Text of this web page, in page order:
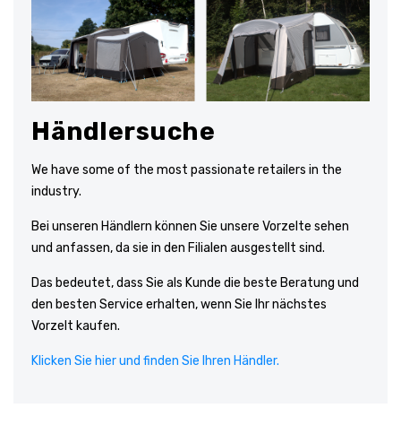
Händlersuche
We have some of the most passionate retailers in the
industry.
Bei unseren Händlern können Sie unsere Vorzelte sehen
und anfassen, da sie in den Filialen ausgestellt sind.
Das bedeutet, dass Sie als Kunde die beste Beratung und
den besten Service erhalten, wenn Sie Ihr nächstes
Vorzelt kaufen.
Klicken Sie hier und finden Sie Ihren Händler.